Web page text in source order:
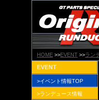
HOME >>EVENT >>ラン
EVENT
>イベント情報TOP
>ランデュース情報